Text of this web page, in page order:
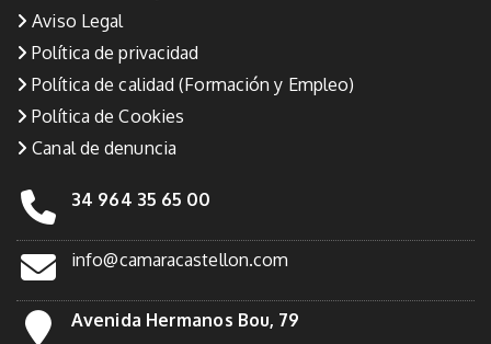
Aviso Legal
Política de privacidad
Política de calidad (Formación y Empleo)
Política de Cookies
Canal de denuncia
34 964 35 65 00
info@camaracastellon.com
Avenida Hermanos Bou, 79